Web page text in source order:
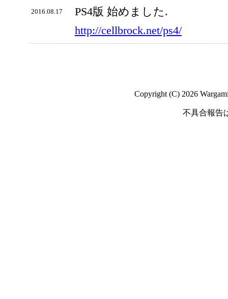
2016.08.17
PS4版 始めました.
http://cellbrock.net/ps4/
Copyright (C) 2026
不具合報告